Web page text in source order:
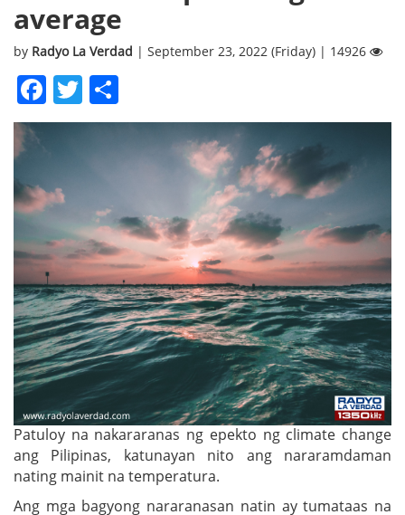
average
by Radyo La Verdad | September 23, 2022 (Friday) | 14926
Facebook
Twitter
Patuloy na nakararanas ng epekto ng climate change
ang Pilipinas, katunayan nito ang nararamdaman
nating mainit na temperatura.
Ang mga bagyong nararanasan natin ay tumataas na